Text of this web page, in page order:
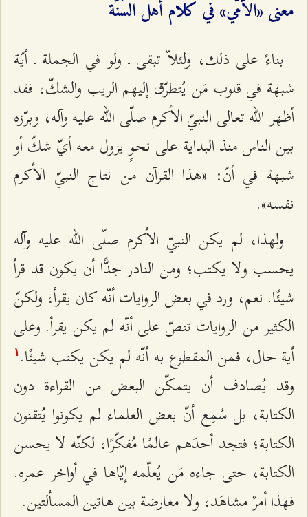
معنى «الأُمّي» في كلام أهل السُنّة
بناءً على ذلك، ولئلاّ تبقى ـ ولو في الجملة ـ أيّة
شبهة في قلوب مَن يُتطرّق إليهم الريب والشكّ، فقد
أظهر الله تعالى النبيّ الأكرم صلّى الله عليه وآله، وبرّزه
بين الناس منذ البداية على نحوٍ يزول معه أيّ شكّ أو
شبهة في أنّ: «هذا القرآن من نتاج النبيّ الأكرم
نفسه».
ولهذا، لم يكن النبيّ الأكرم صلّى الله عليه وآله
يحسب ولا يكتب؛ ومن النادر جدًّا أن يكون قد قرأ
شيئًا. نعم، ورد في بعض الروايات أنّه كان يقرأ، ولكنّ
الكثير من الروايات تنصّ على أنّه لم يكن يقرأ. وعلى
أية حال، فمن المقطوع به أنّه لم يكن يكتب شيئًا. ۱
وقد يُصادف أن يتمكّن البعض من القراءة دون
الكتابة، بل سُمِع أنّ بعض العلماء لم يكونوا يُتقنون
الكتابة؛ فتجد أحدَهم عالمًا مُفكّرًا، لكنّه لا يحسن
الكتابة، حتى جاءه مَن يُعلّمه إيّاها في أواخر عمره.
فهذا أمرٌ مشاهَد، ولا معارضة بين هاتين المسألتين.